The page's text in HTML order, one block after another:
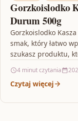
Gorzkoislodko
Durum 500g
Gorzkoislodko
smak, który łatwo
szukasz produktu,
4 minut czytania
Czytaj więcej